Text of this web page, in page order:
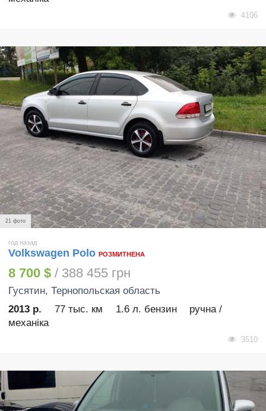
4106
21 фото
год назад
Volkswagen Polo РОЗМИТНЕНА
8 700 $ / 388 455 грн
Гусятин, Тернопольская область
2013 р.
77 тыс. км 1.6 л. бензин
ручна /
механіка
3510